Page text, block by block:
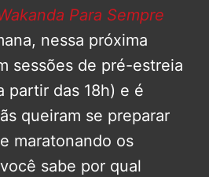
Para Sempre
nessa próxima
sessões de pré-estreia
partir das 18h) e é
queiram se preparar
maratonando os
sabe por qual